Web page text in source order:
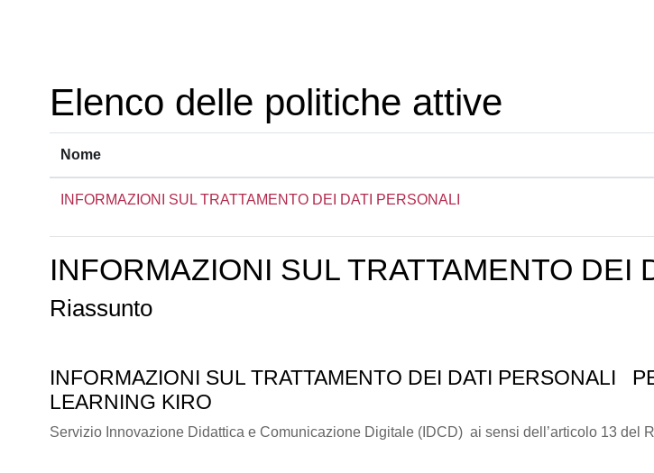
Elenco delle politiche attive
Nome
INFORMAZIONI SUL TRATTAMENTO DEI DATI PERSONALI
INFORMAZIONI SUL TRATTAMENTO DEI
Riassunto
INFORMAZIONI SUL TRATTAMENTO DEI DATI PERSONALI
LEARNING KIRO
Servizio Innovazione Didattica e Comunicazione Digitale (IDCD) ai sensi dell’articolo 13 del